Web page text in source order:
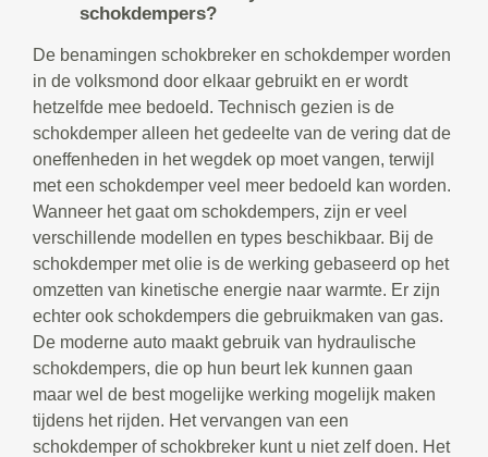
schokdempers?
De benamingen schokbreker en schokdemper worden
in de volksmond door elkaar gebruikt en er wordt
hetzelfde mee bedoeld. Technisch gezien is de
schokdemper alleen het gedeelte van de vering dat de
oneffenheden in het wegdek op moet vangen, terwijl
met een schokdemper veel meer bedoeld kan worden.
Wanneer het gaat om schokdempers, zijn er veel
verschillende modellen en types beschikbaar. Bij de
schokdemper met olie is de werking gebaseerd op het
omzetten van kinetische energie naar warmte. Er zijn
echter ook schokdempers die gebruikmaken van gas.
De moderne auto maakt gebruik van hydraulische
schokdempers, die op hun beurt lek kunnen gaan
maar wel de best mogelijke werking mogelijk maken
tijdens het rijden. Het vervangen van een
schokdemper of schokbreker kunt u niet zelf doen. Het